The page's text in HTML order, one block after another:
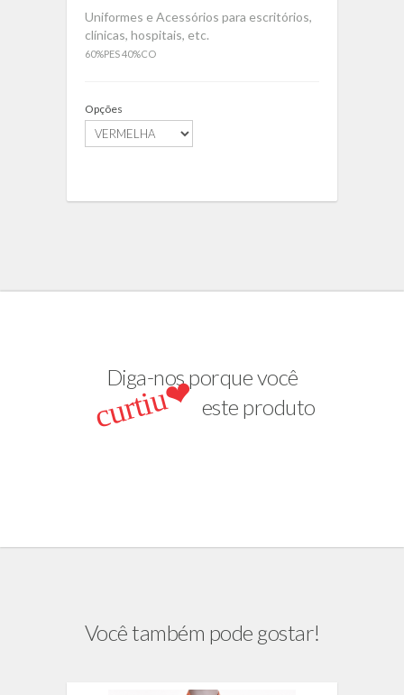
Uniformes e Acessórios para escritórios,
clínicas, hospitais, etc.
60%PES 40%CO
Opções
Diga-nos porque você
curtiu❤ este produto
Você também pode gostar!